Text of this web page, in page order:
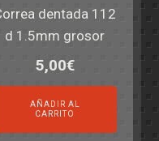
dentada 112
d 1.5mm grosor
5,00€
AÑADIR AL
CARRITO